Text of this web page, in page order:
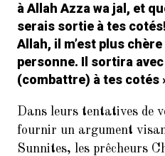
à Allah Azza wa jal, et
serais sortie à tes
Allah, il m’est plus
personne. Il sortira
(combattre) à tes cotés
Dans leurs tentatives de
fournir un argument
Sunnites, les prêcheurs